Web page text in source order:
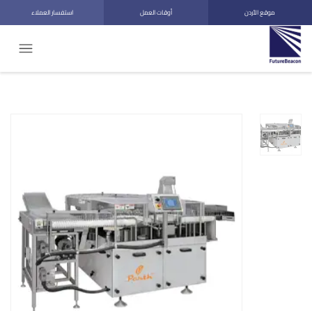
موقع الأردن أوقات العمل استفسار العملاء